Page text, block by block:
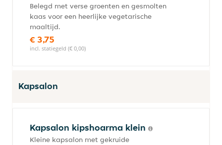
Belegd met verse groenten en gesmolten
kaas voor een heerlijke vegetarische
maaltijd.
€ 3,75
incl. statiegeld (€ 0,00)
Kapsalon
Kapsalon kipshoarma klein
Kleine kapsalon met gekruide